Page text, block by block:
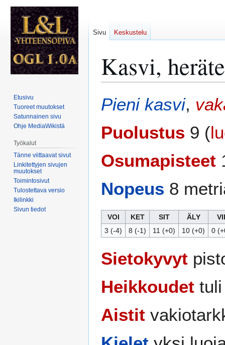
Kasvi,
navigaatioon
hakuun
Pieni kasvi,
Puolustus 9 (
Osumapisteet
Nopeus 8
VOI KET SIT ÄLY
VII
3 (-4)
8 (-1) 11 (+0) 10 (+0) 0
Sietokyvyt
Heikkoudet tuli
Aistit
Sivu Keskustelu
Etusivu
Tuoreet muutokset
Satunnainen sivu
Ohje MediaWikistä
Työkalut
Tänne viittaavat sivut
Linkitettyjen sivujen
muutokset
Toimintosivut
Tulostettava versio
Ikilinkki
Sivun tiedot